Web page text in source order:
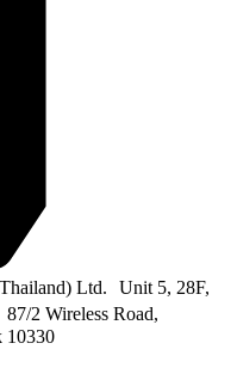
Ltd. Unit 5, 28F,
2 Wireless Road,
10330